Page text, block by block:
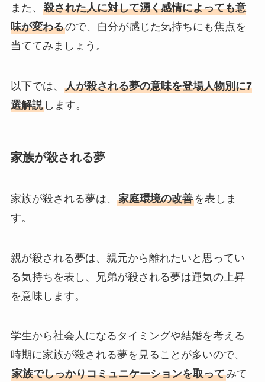
また、 殺された人に対して湧く感情によっても意
味が変わるので、自分が感じた気持ちにも焦点を
当ててみましょう。
以下では、 人が殺される夢の意味を登場人物別に7
選解説します。
家族が殺される夢
家族が殺される夢は、 家庭環境の改善を表しま
す。
親が殺される夢は、親元から離れたいと思ってい
る気持ちを表し、兄弟が殺される夢は運気の上昇
を意味します。
学生から社会人になるタイミングや結婚を考える
時期に家族が殺される夢を見ることが多いので、
家族でしっかりコミュニケーションを取ってみて